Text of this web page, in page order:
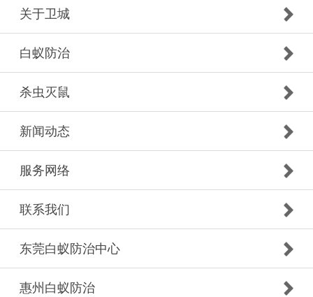
关于卫城
白蚁防治
杀虫灭鼠
新闻动态
服务网络
联系我们
东莞白蚁防治中心
惠州白蚁防治